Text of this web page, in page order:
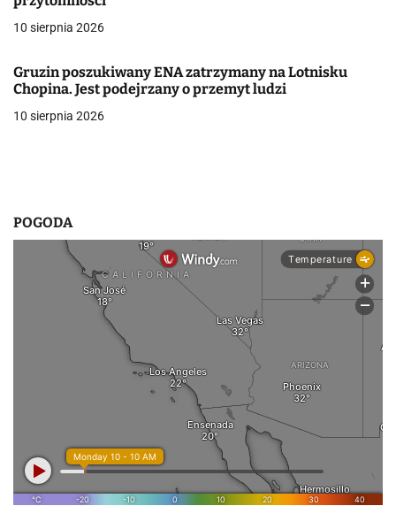
p
s
u
10 sierpnia 2026
Gruzin poszukiwany ENA zatrzymany na Lotnisku
Chopina. Jest podejrzany o przemyt ludzi
10 sierpnia 2026
POGODA